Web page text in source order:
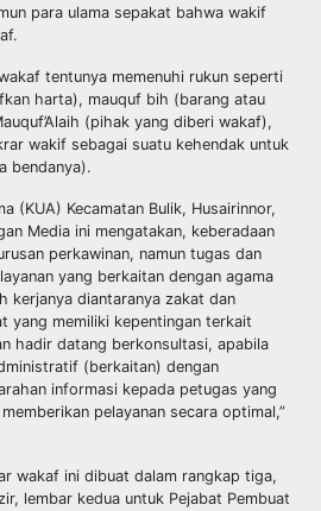
para ulama sepakat bahwa wakif
tentunya memenuhi rukun seperti
harta), mauquf bih (barang atau
(pihak yang diberi wakaf),
wakif sebagai suatu kehendak untuk
bendanya).
(KUA) Kecamatan Bulik, Husairinnor,
Media ini mengatakan, keberadaan
perkawinan, namun tugas dan
yang berkaitan dengan agama
kerjanya diantaranya zakat dan
yang memiliki kepentingan terkait
hadir datang berkonsultasi, apabila
(berkaitan) dengan
informasi kepada petugas yang
pelayanan secara optimal,”
wakaf ini dibuat dalam rangkap tiga,
lembar kedua untuk Pejabat Pembuat